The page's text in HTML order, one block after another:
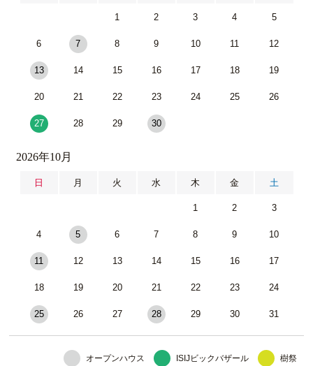
1 2 3 4 5
6 7 8 9 10 11 12
13 14 15 16 17 18 19
20 21 22 23 24 25 26
27 28 29 30
2026年10月
日 月 火 水 木 金 土
1 2 3
4 5 6 7 8 9 10
11 12 13 14 15 16 17
18 19 20 21 22 23 24
25 26 27 28 29 30 31
オープンハウス ISIJビックバザール 樹祭